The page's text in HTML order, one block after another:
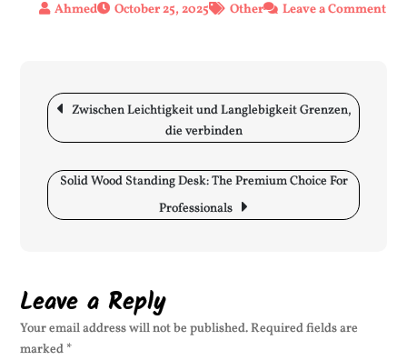
October 25, 2025
Other Leave a Comment
Post
navigation
Zwischen Leichtigkeit und Langlebigkeit Grenzen,
die verbinden
Solid Wood Standing Desk: The Premium Choice For
Professionals
Leave a Reply
Your email address will not be published.Required fields are
marked *